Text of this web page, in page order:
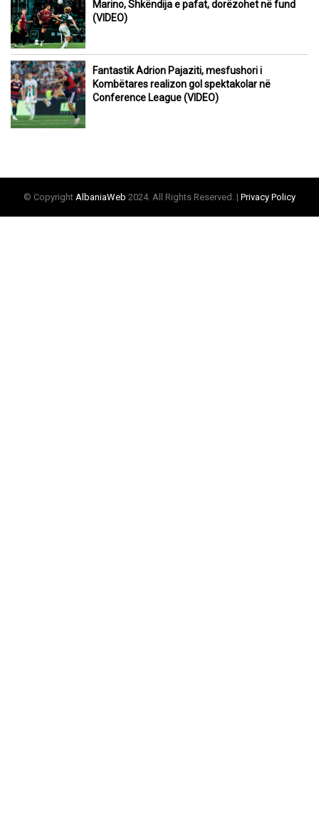
Marino, Shkëndija e pafat, dorëzohet në fund
(VIDEO)
Fantastik Adrion Pajaziti, mesfushori i
Kombëtares realizon gol spektakolar në
Conference League (VIDEO)
© Copyright AlbaniaWeb 2024. All Rights Reserved. | Privacy Policy